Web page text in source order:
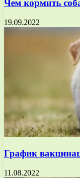
Чем кормить
19.09.2022
График
11.08.2022